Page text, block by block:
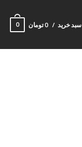
سبد خرید 0 تومان 0